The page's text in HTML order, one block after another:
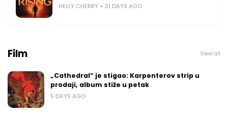
HELLY CHERRY 21 DAYS AGO
Film View all
„Cathedral“ je stigao: Karpenterov strip u
prodaji, album stiže u petak
5 DAYS AGO